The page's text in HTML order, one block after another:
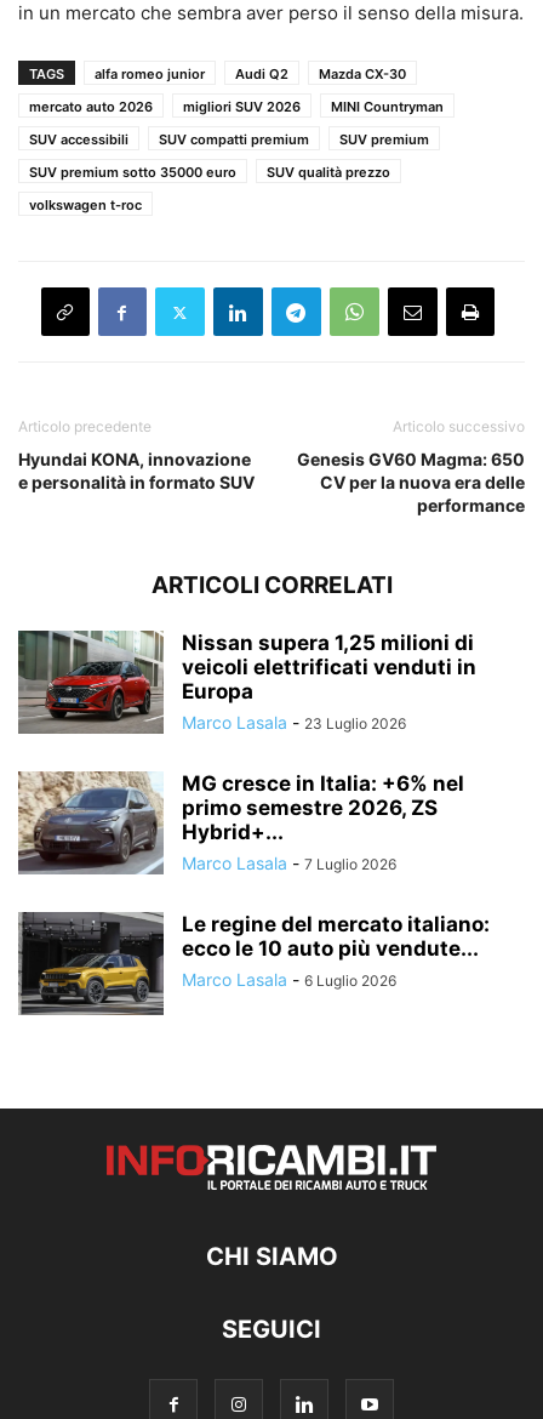
in un mercato che sembra aver perso il senso della misura.
TAGS alfa romeo junior Audi Q2
Mazda CX-30
mercato auto 2026
migliori SUV 2026
MINI Countryman
SUV accessibili
SUV compatti premium
SUV premium
SUV premium sotto 35000 euro
SUV qualità prezzo
volkswagen t-roc
Articolo precedente
Hyundai KONA, innovazione
e personalità in formato SUV
Articolo successivo
Genesis GV60 Magma: 650
CV per la nuova era delle
performance
ARTICOLI CORRELATI
Nissan supera 1,25 milioni di
veicoli elettrificati venduti in
Europa
Marco Lasala - 23 Luglio 2026
MG cresce in Italia: +6% nel
primo semestre 2026, ZS
Hybrid+...
Marco Lasala - 7 Luglio 2026
Le regine del mercato italiano:
ecco le 10 auto più vendute...
Marco Lasala - 6 Luglio 2026
CHI SIAMO
SEGUICI